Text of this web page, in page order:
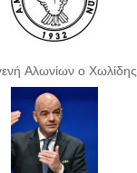
Αλωνίων ο Χωλίδης